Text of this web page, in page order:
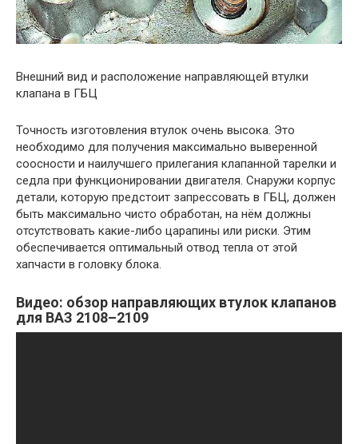
Внешний вид и расположение направляющей втулки
клапана в ГБЦ
Точность изготовления втулок очень высока. Это
необходимо для получения максимально выверенной
соосности и наилучшего прилегания клапанной тарелки и
седла при функционировании двигателя. Снаружи корпус
детали, которую предстоит запрессовать в ГБЦ, должен
быть максимально чисто обработан, на нём должны
отсутствовать какие-либо царапины или риски. Этим
обеспечивается оптимальный отвод тепла от этой
хапчасти в головку блока.
Видео: обзор направляющих втулок клапанов
для ВАЗ 2108–2109